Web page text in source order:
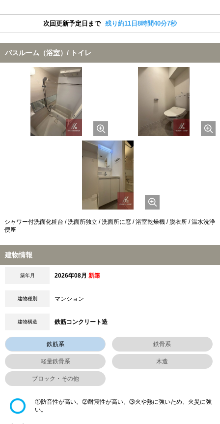
次回更新予定日まで 残り約11日8時間40分6秒
バスルーム（浴室）/ トイレ
シャワー付洗面化粧台 / 洗面所独立 / 洗面所に窓 / 浴室乾燥機 / 脱衣所 / 温水洗浄
便座
建物情報
築年月 2026年08月 新築
建物種別 マンション
建物構造 鉄筋コンクリート造
鉄筋系 鉄骨系
軽量鉄骨系 木造
ブロック・その他
①防音性が高い。②耐震性が高い。③火や熱に強いため、火災に強
い。